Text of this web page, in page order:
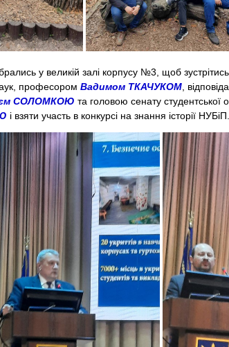
у великій залі корпусу №3, щоб
професором Вадимом ТКАЧУКОМ ,
СОЛОМКОЮ та головою сенату студентської
і взяти участь в конкурсі на знання історії НУБіП.